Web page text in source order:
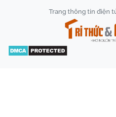
Trang thông tin điện